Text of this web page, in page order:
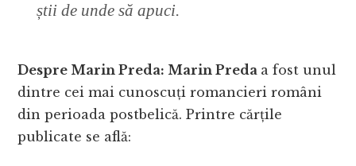
știi de unde să apuci.
Despre Marin Preda: Marin Preda a fost unul
dintre cei mai cunoscuți romancieri români
din perioada postbelică. Printre cărțile
publicate se află: